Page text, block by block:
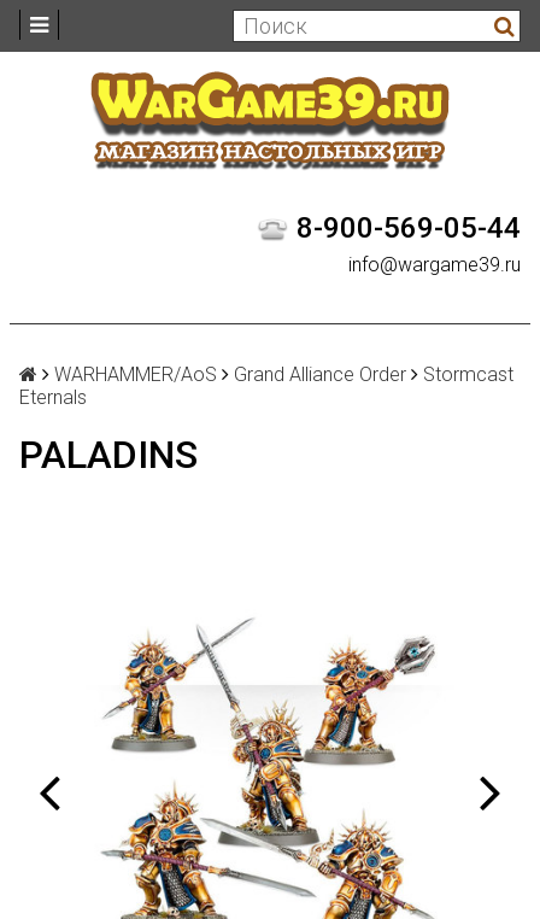
8-900-569-05-44
info@wargame39.ru
WARHAMMER/AoS Grand Alliance Order
Stormcast
Eternals
PALADINS